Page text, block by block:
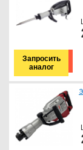
Запросить
аналог